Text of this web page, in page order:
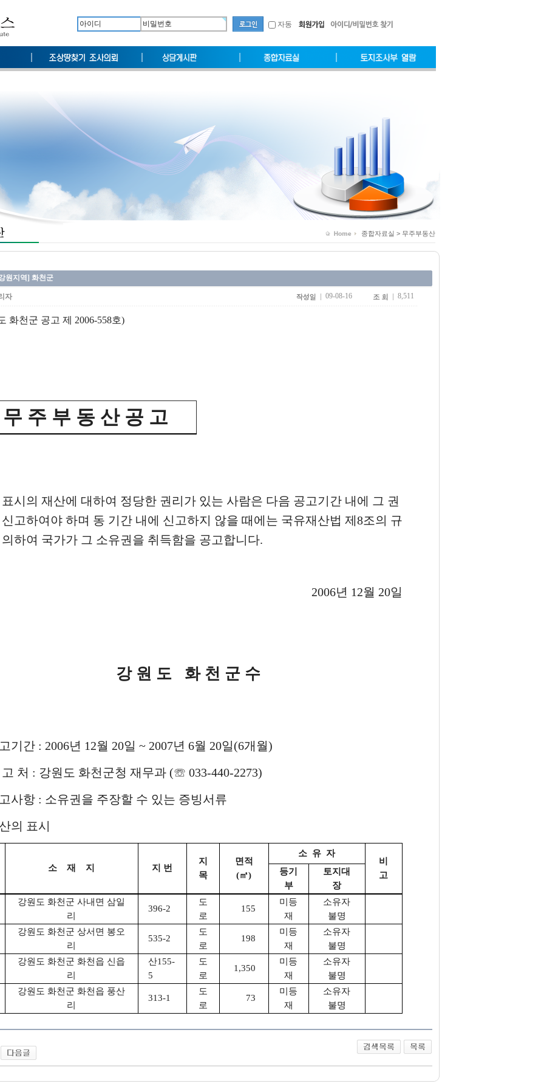
자동
종합자료실 > 무주부동산
원지역] 화천군
자 09-08-16 8,511
화천군 공고 제 2006-558호)
무 주 부 동 산 공 고
시의 재산에 대하여 정당한 권리가 있는 사람은 다음 공고기간 내에 그 권
신고하여야 하며 동 기간 내에 신고하지 않을 때에는 국유재산법 제8조의 규
하여 국가가 그 소유권을 취득함을 공고합니다.
2006년 12월 20일
강 원 도 화 천 군 수
기간 : 2006년 12월 20일 ~ 2007년 6월 20일(6개월)
고 처 : 강원도 화천군청 재무과 (☏ 033-440-2273)
사항 : 소유권을 주장할 수 있는 증빙서류
의 표시
소 재 지 지 번
지
목
면적
(㎡)
소 유 자
비
고
등기
부
토지대
장
강원도 화천군 사내면 삼일
리
396-2
도
로
155
미등
재
소유자
불명
강원도 화천군 상서면 봉오
리
535-2
도
로
198
미등
재
소유자
불명
강원도 화천군 화천읍 신읍
리
산155-
5
도
로
1,350
미등
재
소유자
불명
강원도 화천군 화천읍 풍산
리
313-1
도
로
73
미등
재
소유자
불명